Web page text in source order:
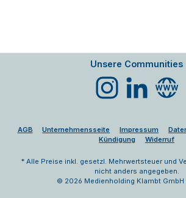
Unsere Communities
Instagram LinkedIn Website
AGB Unternehmensseite Impressum
Kündigung
Widerruf
* Alle Preise inkl. gesetzl. Mehrwertsteuer und
nicht anders angegeben.
© 2026 Medienholding Klambt GmbH